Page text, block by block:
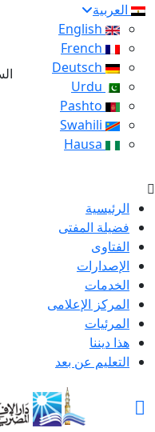
العربية
English
French
Deutsch
Pashto
Swahili
Hausa
الرئيسية
فضيلة المفتى
الفتاوى
الإصدارات
الخدمات
المركز الإعلامى
المرئيات
هذا ديننا
التعليم عن بعد